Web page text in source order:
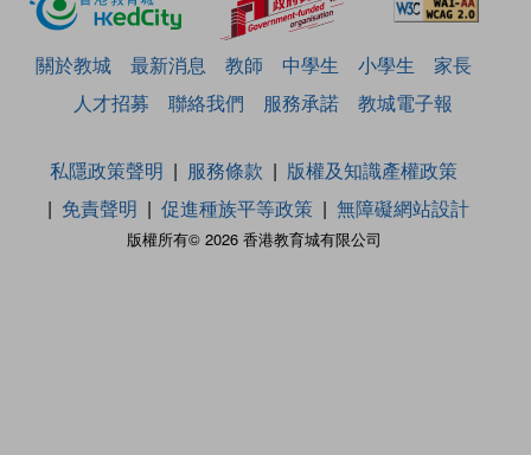
關於教城 最新消息 教師 中學生 小學生
家長
人才招募
聯絡我們 服務承諾 教城電子報
版權所有© 2026 香港教育城有限公司
私隱政策聲明 服務條款
版權及知識產權政策
免責聲明
促進種族平等政策 無障礙網站設計